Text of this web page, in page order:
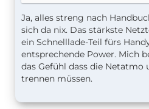
was weiß geleuchtet hat. Ist
Zeit für einen Reboot habe
gelassen und das Ding
angeschlossenem USB-
eingebunden. Probier das
Doorbell per HK-Code
würde ich den Reset
Das Netzteil darf dabei
Ja, alles streng nach
sich da nix. Das stärkste
ein Schnelllade-Teil fürs
entsprechende Power. Mich
das Gefühl dass die Netatmo
trennen müssen.